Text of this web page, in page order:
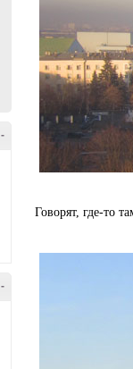
-
-
Говорят, где-то